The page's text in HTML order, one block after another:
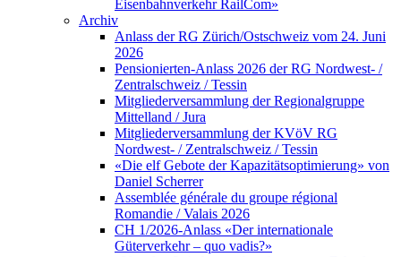
Eisenbahnverkehr RailCom»
Archiv
Anlass der RG Zürich/Ostschweiz vom 24. Juni
2026
Pensionierten-Anlass 2026 der RG Nordwest- /
Zentralschweiz / Tessin
Mitgliederversammlung der Regionalgruppe
Mittelland / Jura
Mitgliederversammlung der KVöV RG
Nordwest- / Zentralschweiz / Tessin
«Die elf Gebote der Kapazitätsoptimierung» von
Daniel Scherrer
Assemblée générale du groupe régional
Romandie / Valais 2026
CH 1/2026-Anlass «Der internationale
Güterverkehr – quo vadis?»